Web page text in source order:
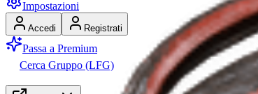
Impostazioni
Accedi Registrati
Passa a Premium
Cerca Gruppo (LFG)